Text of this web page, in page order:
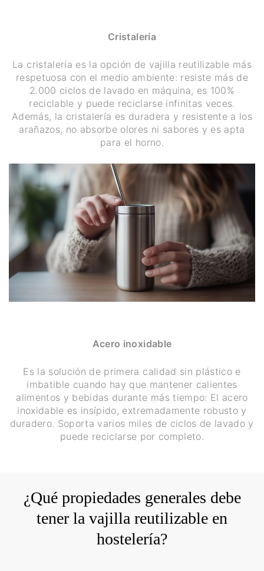
Cristalería
La cristalería es la opción de vajilla reutilizable más
respetuosa con el medio ambiente: resiste más de
2.000 ciclos de lavado en máquina, es 100%
reciclable y puede reciclarse infinitas veces.
Además, la cristalería es duradera y resistente a los
arañazos, no absorbe olores ni sabores y es apta
para el horno.
Acero inoxidable
Es la solución de primera calidad sin plástico e
imbatible cuando hay que mantener calientes
alimentos y bebidas durante más tiempo: El acero
inoxidable es insípido, extremadamente robusto y
duradero. Soporta varios miles de ciclos de lavado y
puede reciclarse por completo.
¿Qué propiedades generales debe
tener la vajilla reutilizable en
hostelería?